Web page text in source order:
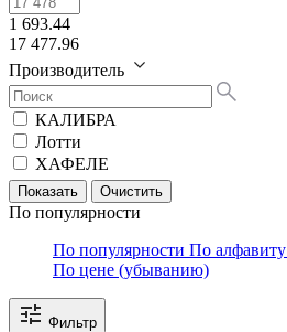
1 693.44
17 477.96
Производитель
КАЛИБРА
Лотти
ХАФЕЛЕ
По популярности
По популярности По алфавиту
По цене (убыванию)
Фильтр